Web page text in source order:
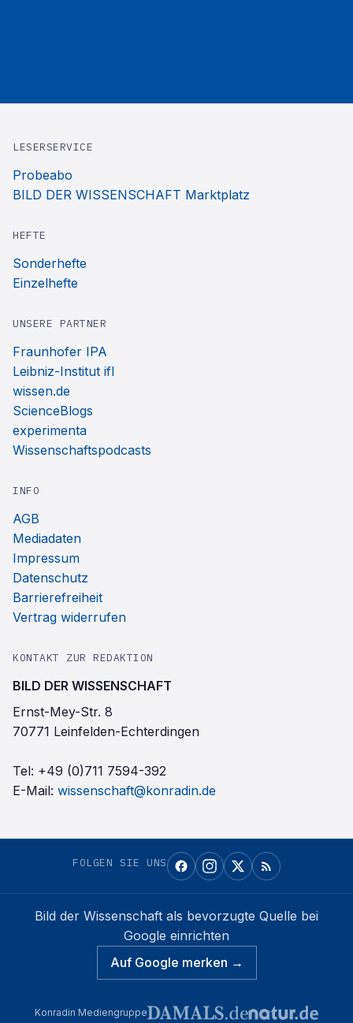
LESERSERVICE
Probeabo
BILD DER WISSENSCHAFT Marktplatz
HEFTE
Sonderhefte
Einzelhefte
UNSERE PARTNER
Fraunhofer IPA
Leibniz-Institut ifl
wissen.de
ScienceBlogs
experimenta
Wissenschaftspodcasts
INFO
AGB
Mediadaten
Impressum
Datenschutz
Barrierefreiheit
Vertrag widerrufen
KONTAKT ZUR REDAKTION
BILD DER WISSENSCHAFT
Ernst-Mey-Str. 8
70771 Leinfelden-Echterdingen
Tel: +49 (0)711 7594-392
E-Mail: wissenschaft@konradin.de
FOLGEN SIE UNS
Bild der Wissenschaft als bevorzugte Quelle bei
Google einrichten
Auf Google merken →
Konradin Mediengruppe